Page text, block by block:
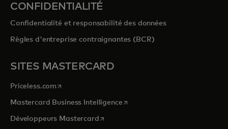
CONFIDENTIALITÉ
Confidentialité et responsabilité des données
Règles d'entreprise contraignantes (BCR)
SITES MASTERCARD
Priceless.com s’ouvre dans un nouvel onglet
Mastercard Business Intelligences’ouvre dans un nouvel onglet
Développeurs Mastercards’ouvre dans un nouvel onglet